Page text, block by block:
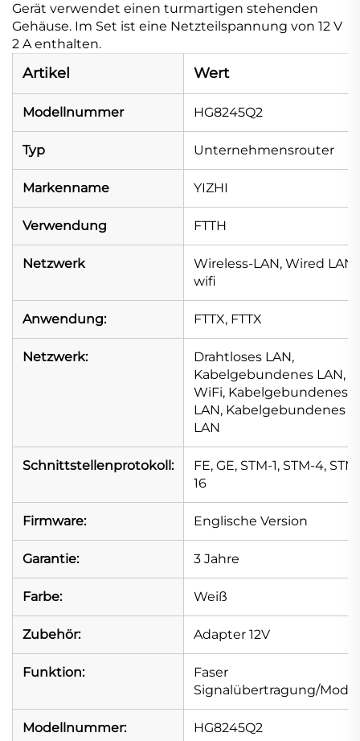
Gerät verwendet einen turmartigen stehenden
Gehäuse. Im Set ist eine Netzteilspannung von 12 V
2 A enthalten.
Artikel Wert
Modellnummer HG8245Q2
Typ Unternehmensrouter
Markenname YIZHI
Verwendung FTTH
Netzwerk
Wireless-LAN, Wired LAN,
wifi
Anwendung: FTTX, FTTX
Netzwerk:
Drahtloses LAN,
Kabelgebundenes LAN,
WiFi, Kabelgebundenes
LAN, Kabelgebundenes
LAN
Schnittstellenprotokoll:
FE, GE, STM-1, STM-4,
16
Firmware: Englische Version
Garantie: 3 Jahre
Farbe: Weiß
Zubehör: Adapter 12V
Funktion:
Faser
Signalübertragung/
Modellnummer: HG8245Q2